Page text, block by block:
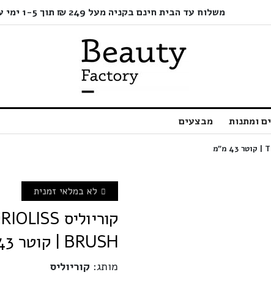
משלוח עד הבית חינם בקניה מעל 249 ₪ תוך 1-5 ימי עסקים בלבד!
ומתנות מבצעים
לא במלאי זמנית
BRUSH | קוטר 43 מ"מ
מותג: קוריוליס